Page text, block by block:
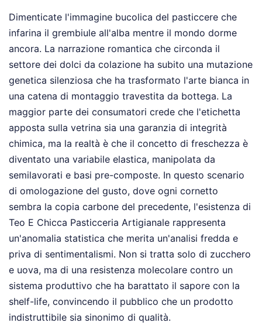
Dimenticate l'immagine bucolica del pasticcere che
infarina il grembiule all'alba mentre il mondo dorme
ancora. La narrazione romantica che circonda il
settore dei dolci da colazione ha subito una mutazione
genetica silenziosa che ha trasformato l'arte bianca in
una catena di montaggio travestita da bottega. La
maggior parte dei consumatori crede che l'etichetta
apposta sulla vetrina sia una garanzia di integrità
chimica, ma la realtà è che il concetto di freschezza è
diventato una variabile elastica, manipolata da
semilavorati e basi pre-composte. In questo scenario
di omologazione del gusto, dove ogni cornetto
sembra la copia carbone del precedente, l'esistenza di
Teo E Chicca Pasticceria Artigianale rappresenta
un'anomalia statistica che merita un'analisi fredda e
priva di sentimentalismi. Non si tratta solo di zucchero
e uova, ma di una resistenza molecolare contro un
sistema produttivo che ha barattato il sapore con la
shelf-life, convincendo il pubblico che un prodotto
indistruttibile sia sinonimo di qualità.